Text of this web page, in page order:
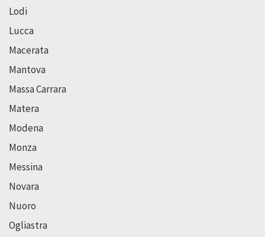
Lodi
Lucca
Macerata
Mantova
Massa Carrara
Matera
Modena
Monza
Messina
Novara
Nuoro
Ogliastra